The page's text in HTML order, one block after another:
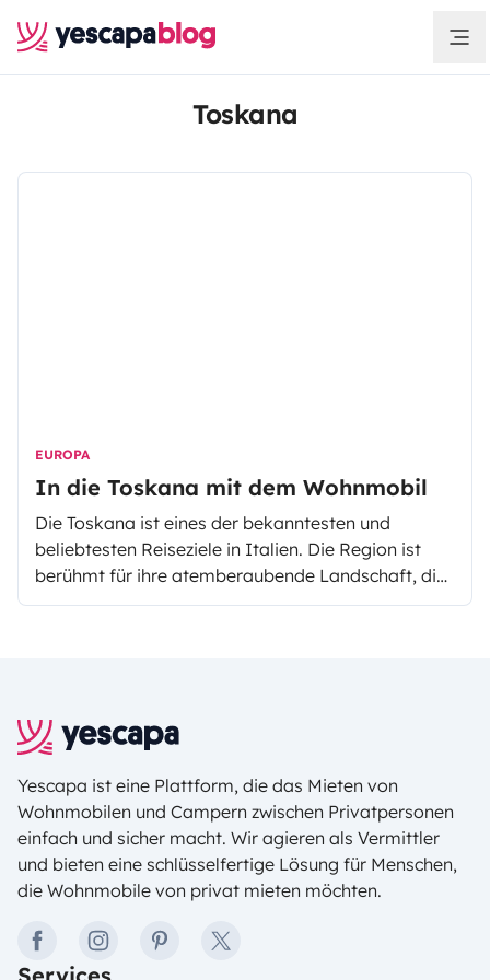
Toskana
EUROPA
In die Toskana mit dem Wohnmobil
Die Toskana ist eines der bekanntesten und
beliebtesten Reiseziele in Italien. Die Region ist
berühmt für ihre atemberaubende Landschaft, die
von sanften Hügeln, idyllischen Dörfern,
Yescapa ist eine Plattform, die das Mieten von
Wohnmobilen und Campern zwischen Privatpersonen
einfach und sicher macht. Wir agieren als Vermittler
und bieten eine schlüsselfertige Lösung für Menschen,
die Wohnmobile von privat mieten möchten.
facebookinstagrampinteresttwitter